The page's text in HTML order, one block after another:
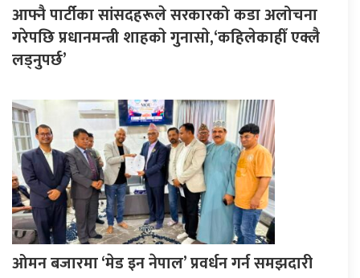
आफ्नै पार्टीका सांसदहरूले सरकारको कडा अलोचना
गरेपछि प्रधानमन्त्री शाहकाे गुनासाे,‘कहिलेकाहीँ एक्लै
लड्नुपर्छ’
ओमन बजारमा ‘मेड इन नेपाल’ प्रवर्धन गर्न समझदारी